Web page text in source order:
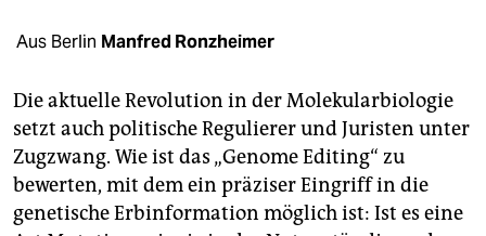
unterstützen
abo
genossenschaft
epaper login
Aus Berlin Manfred Ronzheimer
Die aktuelle Revolution in der Molekularbiologie
setzt auch politische Regulierer und Juristen unter
Zugzwang. Wie ist das „Genome Editing“ zu
bewerten, mit dem ein präziser Eingriff in die
genetische Erbinformation möglich ist: Ist es eine